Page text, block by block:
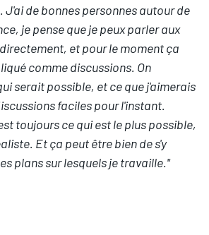
J'ai de bonnes personnes autour de
je pense que je peux parler aux
et pour le moment ça
comme discussions. On
serait possible, et ce que j'aimerais
faciles pour l'instant.
toujours ce qui est le plus possible,
Et ça peut être bien de s'y
plans sur lesquels je travaille."